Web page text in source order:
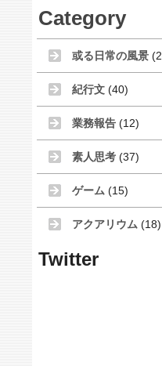
Category
或る日常の風景
紀行文 (40)
業務報告 (12)
素人思考 (37)
ゲーム (15)
アクアリウム (18)
Twitter